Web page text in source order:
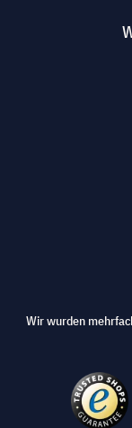
Wir wurden